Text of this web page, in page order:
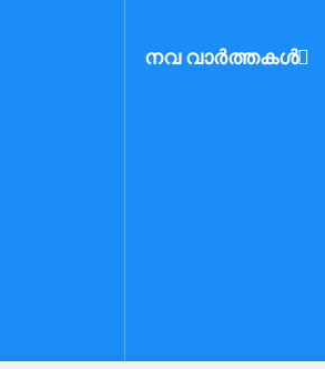
നവ വാർത്തകൾ